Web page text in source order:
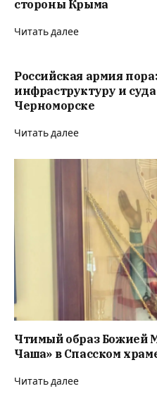
стороны Крыма
Читать далее
Российская армия
инфраструктуру и
Черноморске
Читать далее
Чтимый образ Божией
Чаша» в Спасском
Читать далее